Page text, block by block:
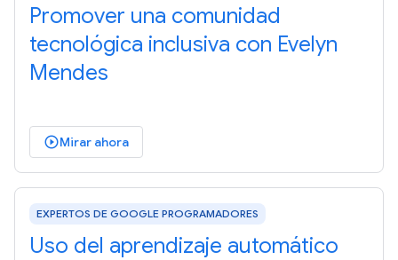
Promover una comunidad
tecnológica inclusiva con Evelyn
Mendes
play_circle_outlinedMirar ahora
EXPERTOS DE GOOGLE PROGRAMADORES
Uso del aprendizaje automático